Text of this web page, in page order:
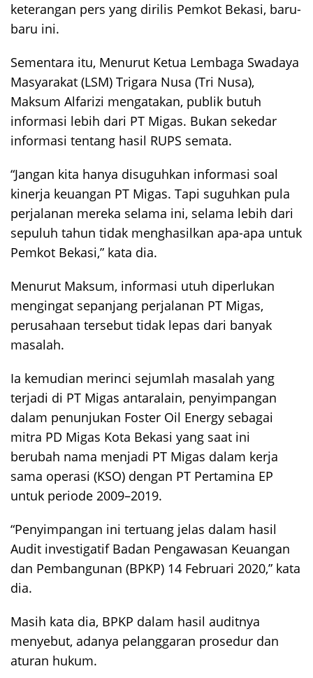
keterangan pers yang dirilis Pemkot Bekasi, baru-
baru ini.
Sementara itu, Menurut Ketua Lembaga Swadaya
Masyarakat (LSM) Trigara Nusa (Tri Nusa),
Maksum Alfarizi mengatakan, publik butuh
informasi lebih dari PT Migas. Bukan sekedar
informasi tentang hasil RUPS semata.
“Jangan kita hanya disuguhkan informasi soal
kinerja keuangan PT Migas. Tapi suguhkan pula
perjalanan mereka selama ini, selama lebih dari
sepuluh tahun tidak menghasilkan apa-apa untuk
Pemkot Bekasi,” kata dia.
Menurut Maksum, informasi utuh diperlukan
mengingat sepanjang perjalanan PT Migas,
perusahaan tersebut tidak lepas dari banyak
masalah.
Ia kemudian merinci sejumlah masalah yang
terjadi di PT Migas antaralain, penyimpangan
dalam penunjukan Foster Oil Energy sebagai
mitra PD Migas Kota Bekasi yang saat ini
berubah nama menjadi PT Migas dalam kerja
sama operasi (KSO) dengan PT Pertamina EP
untuk periode 2009–2019.
“Penyimpangan ini tertuang jelas dalam hasil
Audit investigatif Badan Pengawasan Keuangan
dan Pembangunan (BPKP) 14 Februari 2020,” kata
dia.
Masih kata dia, BPKP dalam hasil auditnya
menyebut, adanya pelanggaran prosedur dan
aturan hukum.